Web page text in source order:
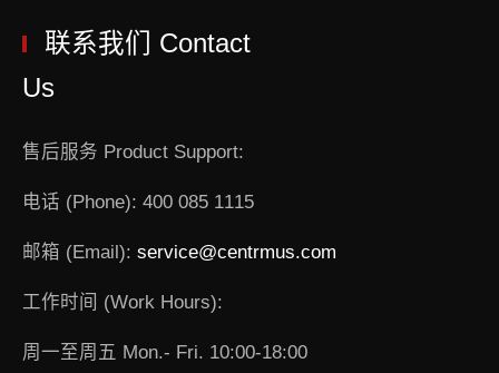
联系我们 Contact
Us
售后服务 Product Support:
电话 (Phone): 400 085 1115
邮箱 (Email): service@centrmus.com
工作时间 (Work Hours):
周一至周五 Mon.- Fri. 10:00-18:00